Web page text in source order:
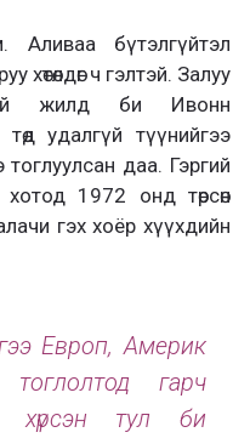
бүтэлгүйтэл
хөтөлдөг ч гэлтэй. Залуу
жилд би Ивонн
удалгүй түүнийгээ
даа. Гэргий
1972 онд төрсөн
гэх хоёр хүүхдийн
Европ, Америк
тоглолтод гарч
хүрсэн тул би